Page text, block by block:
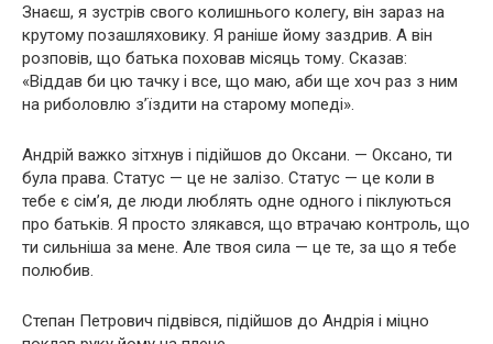
Знаєш, я зустрів свого колишнього колегу, він зараз на
крутому позашляховику. Я раніше йому заздрив. А він
розповів, що батька поховав місяць тому. Сказав:
«Віддав би цю тачку і все, що маю, аби ще хоч раз з ним
на риболовлю з’їздити на старому мопеді».
Андрій важко зітхнув і підійшов до Оксани. — Оксано, ти
була права. Статус — це не залізо. Статус — це коли в
тебе є сім’я, де люди люблять одне одного і піклуються
про батьків. Я просто злякався, що втрачаю контроль, що
ти сильніша за мене. Але твоя сила — це те, за що я тебе
полюбив.
Степан Петрович підвівся, підійшов до Андрія і міцно